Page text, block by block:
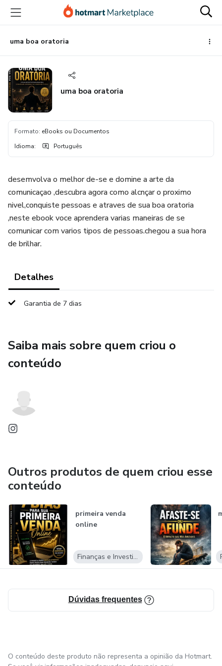
para
conteúdo
principal
para
pagamento
para
rodapéuma boa oratoria
uma boa oratoria
Formato: eBooks ou Documentos
Idioma: Português
desemvolva o melhor de-se e domine a arte da
comunicaçao ,descubra agora como alcnçar o proximo
nivel,conquiste pessoas e atraves de sua boa oratoria
,neste ebook voce aprendera varias maneiras de se
comunicar com varios tipos de pessoas.chegou a sua hora
de brilhar.
Detalhes
Garantia de 7 dias
Saiba mais sobre quem criou o
conteúdo
Outros produtos de quem criou esse
conteúdo
primeira venda
online
Finanças e Investimentos
Dúvidas frequentes
O conteúdo deste produto não representa a opinião da Hotmart.